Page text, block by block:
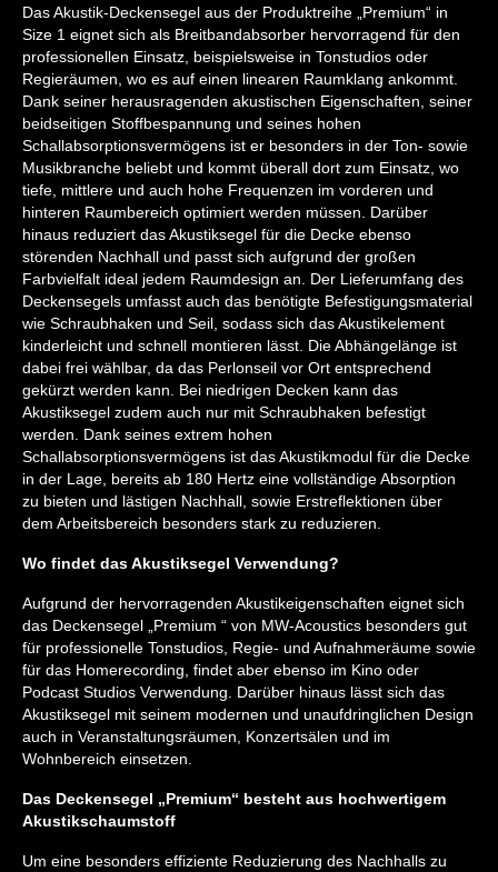
Das Akustik-Deckensegel aus der Produktreihe „Premium“ in
Size 1 eignet sich als Breitbandabsorber hervorragend für den
professionellen Einsatz, beispielsweise in Tonstudios oder
Regieräumen, wo es auf einen linearen Raumklang ankommt.
Dank seiner herausragenden akustischen Eigenschaften, seiner
beidseitigen Stoffbespannung und seines hohen
Schallabsorptionsvermögens ist er besonders in der Ton- sowie
Musikbranche beliebt und kommt überall dort zum Einsatz, wo
tiefe, mittlere und auch hohe Frequenzen im vorderen und
hinteren Raumbereich optimiert werden müssen. Darüber
hinaus reduziert das Akustiksegel für die Decke ebenso
störenden Nachhall und passt sich aufgrund der großen
Farbvielfalt ideal jedem Raumdesign an. Der Lieferumfang des
Deckensegels umfasst auch das benötigte Befestigungsmaterial
wie Schraubhaken und Seil, sodass sich das Akustikelement
kinderleicht und schnell montieren lässt. Die Abhängelänge ist
dabei frei wählbar, da das Perlonseil vor Ort entsprechend
gekürzt werden kann. Bei niedrigen Decken kann das
Akustiksegel zudem auch nur mit Schraubhaken befestigt
werden. Dank seines extrem hohen
Schallabsorptionsvermögens ist das Akustikmodul für die Decke
in der Lage, bereits ab 180 Hertz eine vollständige Absorption
zu bieten und lästigen Nachhall, sowie Erstreflektionen über
dem Arbeitsbereich besonders stark zu reduzieren.
Wo findet das Akustiksegel Verwendung?
Aufgrund der hervorragenden Akustikeigenschaften eignet sich
das Deckensegel „Premium “ von MW-Acoustics besonders gut
für professionelle Tonstudios, Regie- und Aufnahmeräume sowie
für das Homerecording, findet aber ebenso im Kino oder
Podcast Studios Verwendung. Darüber hinaus lässt sich das
Akustiksegel mit seinem modernen und unaufdringlichen Design
auch in Veranstaltungsräumen, Konzertsälen und im
Wohnbereich einsetzen.
Das Deckensegel „Premium“ besteht aus hochwertigem
Akustikschaumstoff
Um eine besonders effiziente Reduzierung des Nachhalls zu